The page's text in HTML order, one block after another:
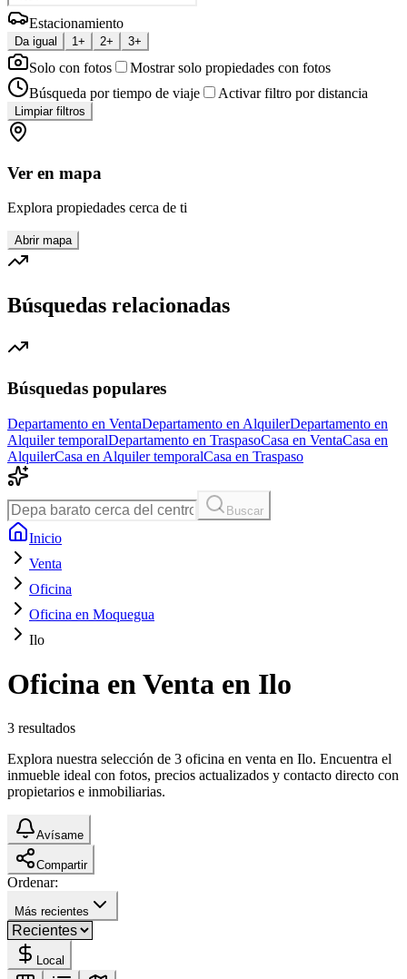
Estacionamiento
Da igual 1+ 2+ 3+
Solo con fotos
Mostrar solo propiedades con fotos
Búsqueda por tiempo de viaje
Activar filtro por distancia
Limpiar filtros
Ver en mapa
Explora propiedades cerca de ti
Abrir mapa
Búsquedas relacionadas
Búsquedas populares
Departamento en VentaDepartamento en AlquilerDepartamento en
Alquiler temporalDepartamento en TraspasoCasa en VentaCasa en
AlquilerCasa en Alquiler temporalCasa en Traspaso
Buscar
Inicio
Venta
Oficina
Oficina en Moquegua
Ilo
Oficina en Venta en Ilo
3 resultados
Explora nuestra selección de 3 oficina en venta en Ilo. Encuentra el
inmueble ideal con fotos, precios actualizados y contacto directo con
propietarios e inmobiliarias.
Avísame
Compartir
Ordenar:
Más recientes
Local